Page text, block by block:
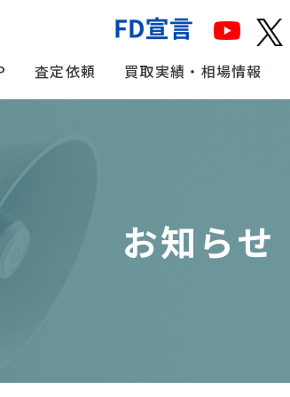
査定依頼 買取実績・相場情報
お知らせ